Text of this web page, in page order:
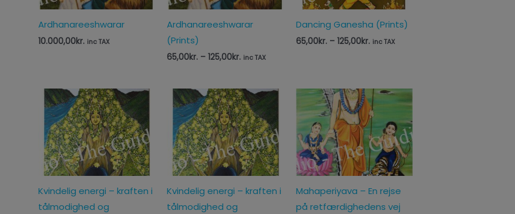
Ardhanareeshwarar
10.000,00kr. inc TAX
Ardhanareeshwarar
(Prints)
65,00kr. – 125,00kr. inc TAX
Dancing Ganesha (Prints)
65,00kr. – 125,00kr. inc TAX
Kvindelig energi – kraften i
tålmodighed og
Kvindelig energi – kraften i
tålmodighed og
Prisinterval:
65,00kr.
til
125,00kr.
Mahaperiyava – En rejse
på retfærdighedens vej
Prisinterval:
65,00kr.
til
125,00kr.